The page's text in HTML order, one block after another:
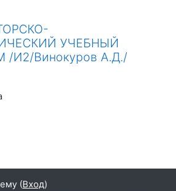
УЧЕБНЫЙ
/И2/Винокуров А.Д./
(Вход)